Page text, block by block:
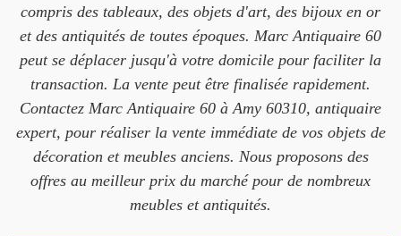
compris des tableaux, des objets d'art, des bijoux en or
et des antiquités de toutes époques. Marc Antiquaire 60
peut se déplacer jusqu'à votre domicile pour faciliter la
transaction. La vente peut être finalisée rapidement.
Contactez Marc Antiquaire 60 à Amy 60310, antiquaire
expert, pour réaliser la vente immédiate de vos objets de
décoration et meubles anciens. Nous proposons des
offres au meilleur prix du marché pour de nombreux
meubles et antiquités.